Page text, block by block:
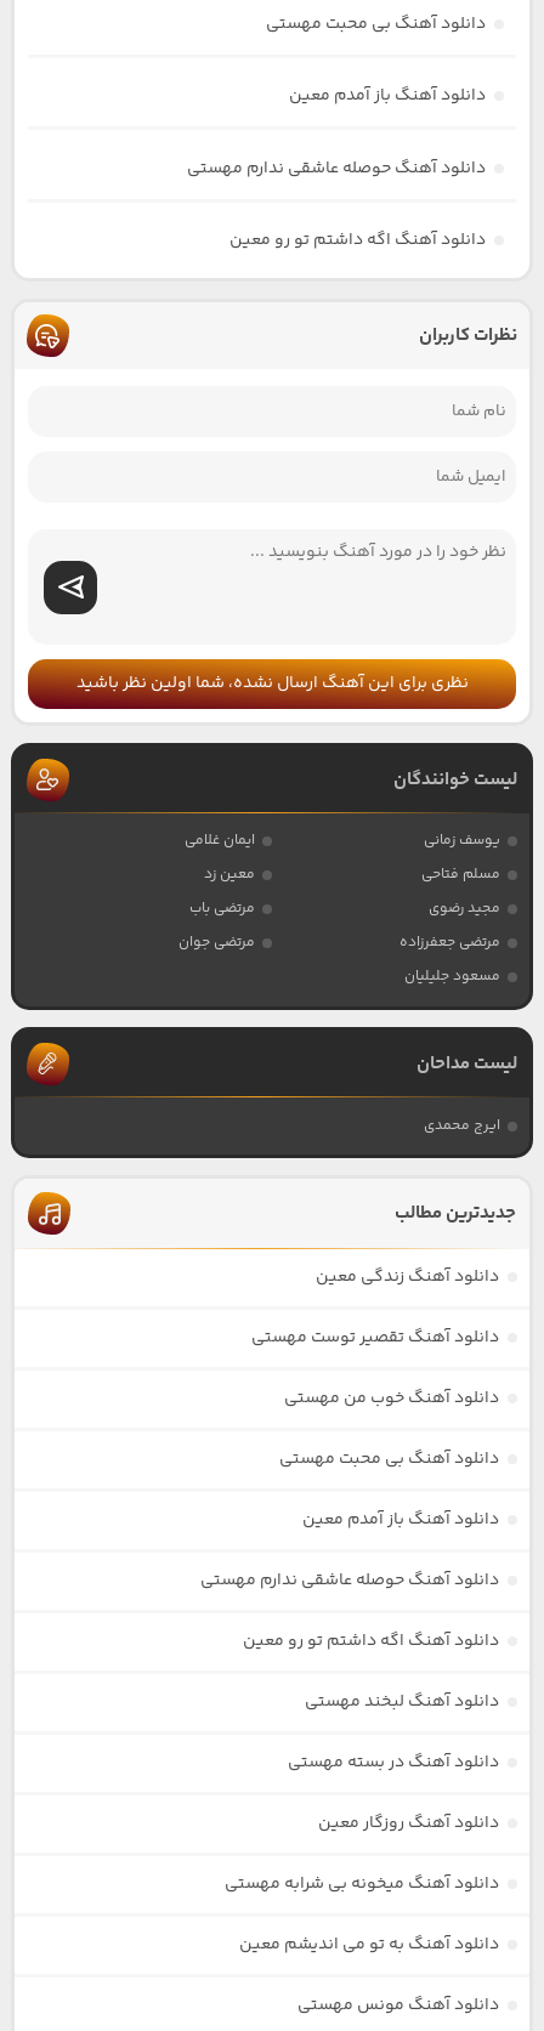
دانلود آهنگ بی محبت مهستی
دانلود آهنگ باز آمدم معین
دانلود آهنگ حوصله عاشقی ندارم مهستی
دانلود آهنگ اگه داشتم تو رو معین
نظرات کاربران
نظری برای این آهنگ ارسال نشده، شما اولین نظر باشید
لیست خوانندگان
یوسف زمانی
ایمان غلامی
مسلم فتاحی
معین زد
مجید رضوی
مرتضی باب
مرتضی جعفرزاده
مرتضی جوان
مسعود جلیلیان
لیست مداحان
ایرج محمدی
جدیدترین مطالب
دانلود آهنگ زندگی معین
دانلود آهنگ تقصیر توست مهستی
دانلود آهنگ خوب من مهستی
دانلود آهنگ بی محبت مهستی
دانلود آهنگ باز آمدم معین
دانلود آهنگ حوصله عاشقی ندارم مهستی
دانلود آهنگ اگه داشتم تو رو معین
دانلود آهنگ لبخند مهستی
دانلود آهنگ در بسته مهستی
دانلود آهنگ روزگار معین
دانلود آهنگ میخونه بی شرابه مهستی
دانلود آهنگ به تو می اندیشم معین
دانلود آهنگ مونس مهستی